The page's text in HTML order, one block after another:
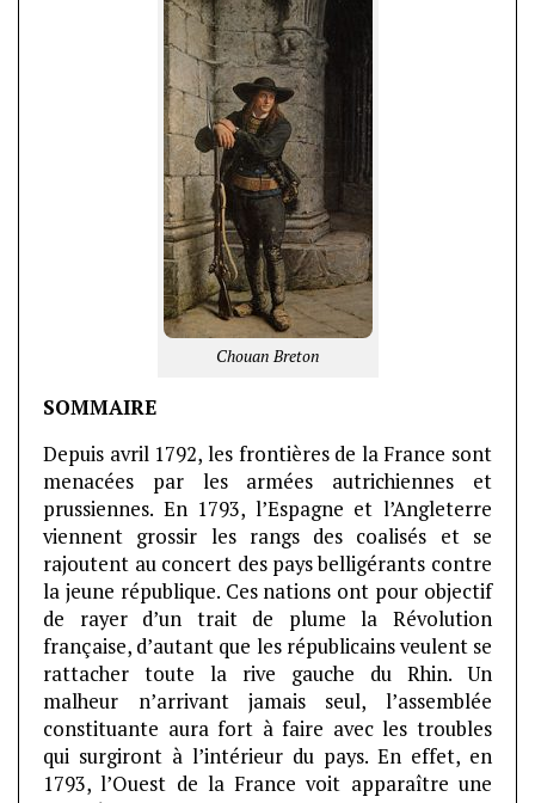
Chouan Breton
SOMMAIRE
Depuis avril 1792, les frontières de la France sont
menacées par les armées autrichiennes et
prussiennes. En 1793, l’Espagne et l’Angleterre
viennent grossir les rangs des coalisés et se
rajoutent au concert des pays belligérants contre
la jeune république. Ces nations ont pour objectif
de rayer d’un trait de plume la Révolution
française, d’autant que les républicains veulent se
rattacher toute la rive gauche du Rhin. Un
malheur n’arrivant jamais seul, l’assemblée
constituante aura fort à faire avec les troubles
qui surgiront à l’intérieur du pays. En effet, en
1793, l’Ouest de la France voit apparaître une